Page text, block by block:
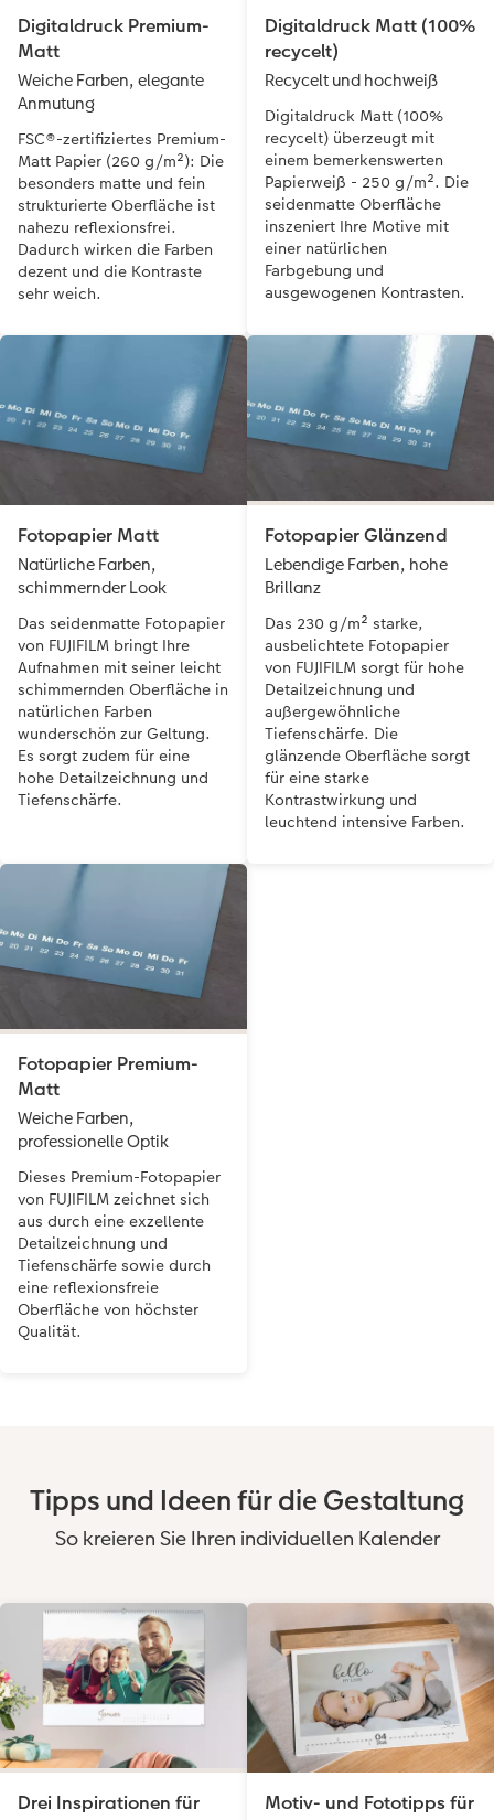
Digitaldruck Premium-
Matt
Weiche Farben, elegante
Anmutung
FSC®-zertifiziertes Premium-
Matt Papier (260 g/m²): Die
besonders matte und fein
strukturierte Oberfläche ist
nahezu reflexionsfrei.
Dadurch wirken die Farben
dezent und die Kontraste
sehr weich.
Digitaldruck Matt (100%
recycelt)
Recycelt und hochweiß
Digitaldruck Matt (100%
recycelt) überzeugt mit
einem bemerkenswerten
Papierweiß - 250 g/m². Die
seidenmatte Oberfläche
inszeniert Ihre Motive mit
einer natürlichen
Farbgebung und
ausgewogenen Kontrasten.
Fotopapier Matt
Natürliche Farben,
schimmernder Look
Das seidenmatte Fotopapier
von FUJIFILM bringt Ihre
Aufnahmen mit seiner leicht
schimmernden Oberfläche in
natürlichen Farben
wunderschön zur Geltung.
Es sorgt zudem für eine
hohe Detailzeichnung und
Tiefenschärfe.
Fotopapier Glänzend
Lebendige Farben, hohe
Brillanz
Das 230 g/m² starke,
ausbelichtete Fotopapier
von FUJIFILM sorgt für hohe
Detailzeichnung und
außergewöhnliche
Tiefenschärfe. Die
glänzende Oberfläche sorgt
für eine starke
Kontrastwirkung und
leuchtend intensive Farben.
Fotopapier Premium-
Matt
Weiche Farben,
professionelle Optik
Dieses Premium-Fotopapier
von FUJIFILM zeichnet sich
aus durch eine exzellente
Detailzeichnung und
Tiefenschärfe sowie durch
eine reflexionsfreie
Oberfläche von höchster
Qualität.
Tipps und Ideen für die Gestaltung
So kreieren Sie Ihren individuellen Kalender
Drei Inspirationen für
Motiv- und Fototipps für